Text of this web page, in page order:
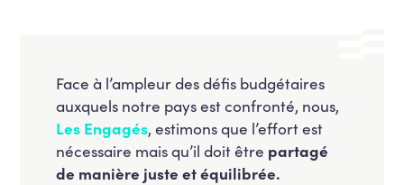
Face à l’ampleur des défis budgétaires
auxquels notre pays est confronté, nous,
Les Engagés, estimons que l’effort est
nécessaire mais qu’il doit être partagé
de manière juste et équilibrée.